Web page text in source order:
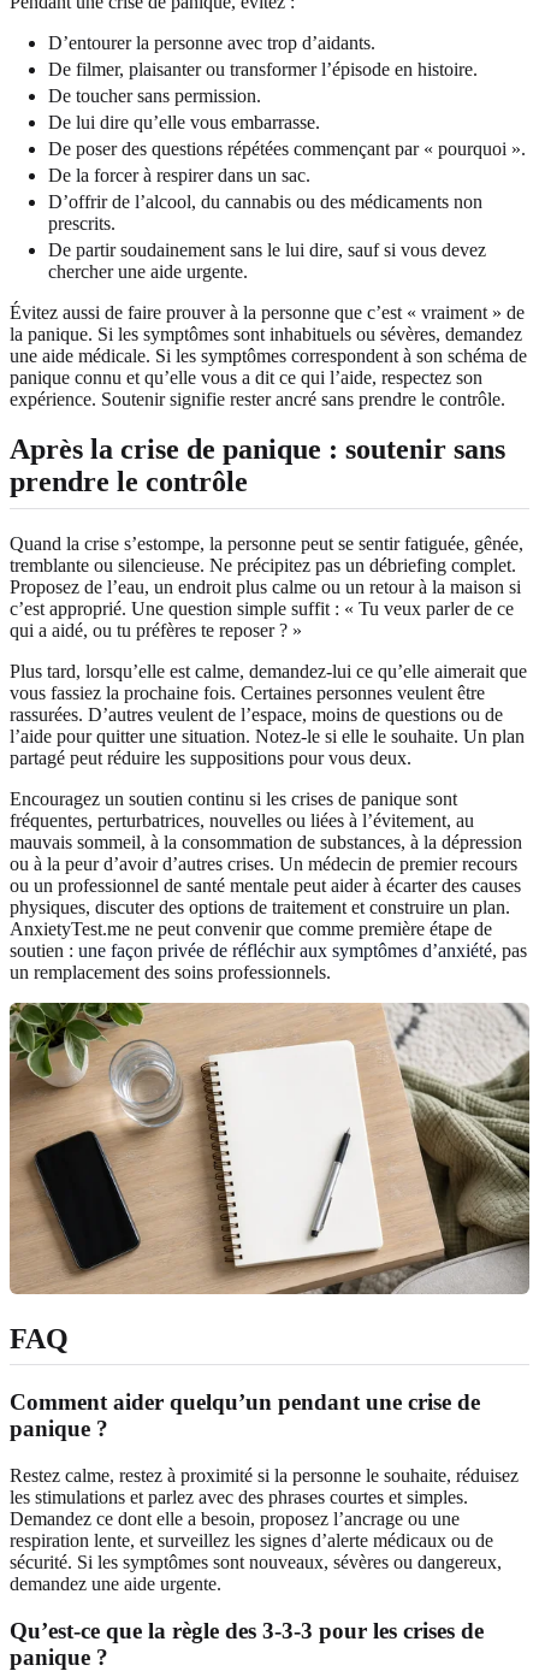
D’entourer la personne avec trop d’aidants.
De filmer, plaisanter ou transformer l’épisode en histoire.
De toucher sans permission.
De lui dire qu’elle vous embarrasse.
De poser des questions répétées commençant par « pourquoi ».
De la forcer à respirer dans un sac.
D’offrir de l’alcool, du cannabis ou des médicaments non
prescrits.
De partir soudainement sans le lui dire, sauf si vous devez
chercher une aide urgente.
Évitez aussi de faire prouver à la personne que c’est « vraiment » de
la panique. Si les symptômes sont inhabituels ou sévères, demandez
une aide médicale. Si les symptômes correspondent à son schéma de
panique connu et qu’elle vous a dit ce qui l’aide, respectez son
expérience. Soutenir signifie rester ancré sans prendre le contrôle.
Après la crise de panique : soutenir sans
prendre le contrôle
Quand la crise s’estompe, la personne peut se sentir fatiguée, gênée,
tremblante ou silencieuse. Ne précipitez pas un débriefing complet.
Proposez de l’eau, un endroit plus calme ou un retour à la maison si
c’est approprié. Une question simple suffit : « Tu veux parler de ce
qui a aidé, ou tu préfères te reposer ? »
Plus tard, lorsqu’elle est calme, demandez-lui ce qu’elle aimerait que
vous fassiez la prochaine fois. Certaines personnes veulent être
rassurées. D’autres veulent de l’espace, moins de questions ou de
l’aide pour quitter une situation. Notez-le si elle le souhaite. Un plan
partagé peut réduire les suppositions pour vous deux.
Encouragez un soutien continu si les crises de panique sont
fréquentes, perturbatrices, nouvelles ou liées à l’évitement, au
mauvais sommeil, à la consommation de substances, à la dépression
ou à la peur d’avoir d’autres crises. Un médecin de premier recours
ou un professionnel de santé mentale peut aider à écarter des causes
physiques, discuter des options de traitement et construire un plan.
AnxietyTest.me ne peut convenir que comme première étape de
soutien : une façon privée de réfléchir aux symptômes d’anxiété, pas
un remplacement des soins professionnels.
FAQ
Comment aider quelqu’un pendant une crise de
panique ?
Restez calme, restez à proximité si la personne le souhaite, réduisez
les stimulations et parlez avec des phrases courtes et simples.
Demandez ce dont elle a besoin, proposez l’ancrage ou une
respiration lente, et surveillez les signes d’alerte médicaux ou de
sécurité. Si les symptômes sont nouveaux, sévères ou dangereux,
demandez une aide urgente.
Qu’est-ce que la règle des 3-3-3 pour les crises de
panique ?